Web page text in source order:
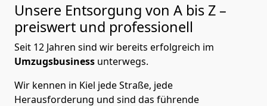
Unsere Entsorgung von A bis Z –
preiswert und professionell
Seit 12 Jahren sind wir bereits erfolgreich im
Umzugsbusiness unterwegs.
Wir kennen in Kiel jede Straße, jede
Herausforderung und sind das führende